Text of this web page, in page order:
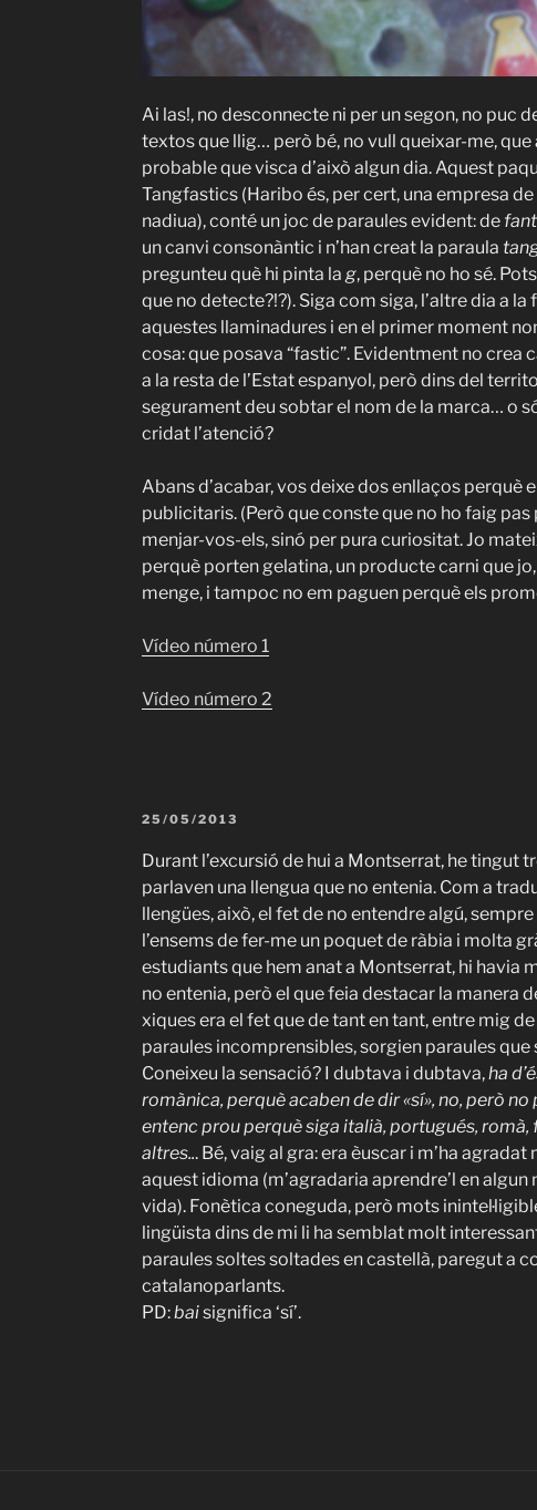
Ai las!, no desconnecte ni per un segon, no puc
textos que llig… però bé, no vull queixar-me, que
probable que visca d’això algun dia. Aquest
Tangfastics (Haribo és, per cert, una empresa
nadiua), conté un joc de paraules evident: de
un canvi consonàntic i n’han creat la paraula
pregunteu què hi pinta la g, perquè no ho sé.
que no detecte?!?). Siga com siga, l’altre dia a
aquestes llaminadures i en el primer moment
cosa: que posava “fastic”. Evidentment no crea
a la resta de l’Estat espanyol, però dins del
segurament deu sobtar el nom de la marca… o
cridat l’atenció?
Abans d’acabar, vos deixe dos enllaços perquè
publicitaris. (Però que conste que no ho faig pas
menjar-vos-els, sinó per pura curiositat. Jo
perquè porten gelatina, un producte carni que
menge, i tampoc no em paguen perquè els
Vídeo número 1
Vídeo número 2
PUBLICAT
25/05/2013
Durant l’excursió de hui a Montserrat, he tingut
parlaven una llengua que no entenia. Com a
llengües, això, el fet de no entendre algú,
l’ensems de fer-me un poquet de ràbia i molta
estudiants que hem anat a Montserrat, hi havia
no entenia, però el que feia destacar la manera
xiques era el fet que de tant en tant, entre mig
paraules incomprensibles, sorgien paraules que
Coneixeu la sensació? I dubtava i dubtava,ha
romànica, perquè acaben de dir «sí», no, però no
entenc prou perquè siga italià, portugués, romà,
altres... Bé, vaig al gra: era èuscar i m’ha
aquest idioma (m’agradaria aprendre’l en algun
vida). Fonètica coneguda, però mots
lingüista dins de mi li ha semblat molt
paraules soltes soltades en castellà, paregut a
catalanoparlants.
PD:baisignifica ‘sí’.